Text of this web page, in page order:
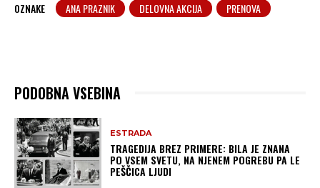
OZNAKE ANA PRAZNIK DELOVNA AKCIJA PRENOVA
PODOBNA VSEBINA
ESTRADA
TRAGEDIJA BREZ PRIMERE: BILA JE ZNANA
PO VSEM SVETU, NA NJENEM POGREBU PA LE
PEŠČICA LJUDI